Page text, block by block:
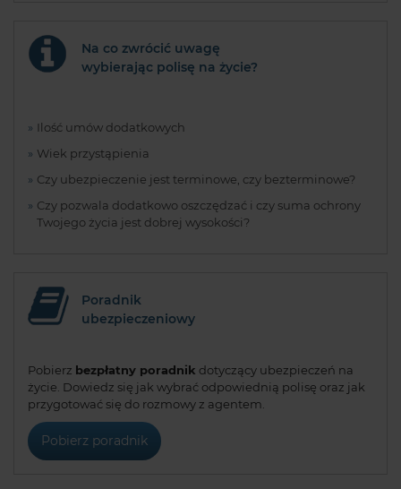
Na co zwrócić uwagę
wybierając polisę na życie?
Ilość umów dodatkowych
Wiek przystąpienia
Czy ubezpieczenie jest terminowe, czy bezterminowe?
Czy pozwala dodatkowo oszczędzać i czy suma ochrony
Twojego życia jest dobrej wysokości?
Poradnik
ubezpieczeniowy
Pobierz bezpłatny poradnik dotyczący ubezpieczeń na
życie. Dowiedz się jak wybrać odpowiednią polisę oraz jak
przygotować się do rozmowy z agentem.
Pobierz poradnik